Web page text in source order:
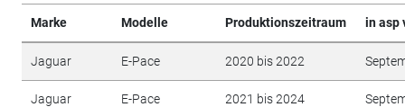
Marke Modelle Produktionszeitraum in asp
Jaguar E-Pace 2020 bis 2022
Jaguar E-Pace 2021 bis 2024